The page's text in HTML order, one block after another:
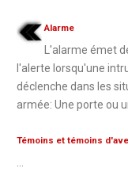
Alarme
L'alarme émet
l'alerte lorsqu'une
déclenche dans les
armée: Une porte ou
Témoins et témoins